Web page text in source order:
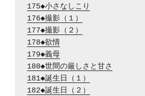
175◆小さなしこり
176◆撮影（１）
177◆撮影（２）
178◆欲情
179◆義母
180◆世間の厳しさと甘さ
181◆誕生日（１）
182◆誕生日（２）